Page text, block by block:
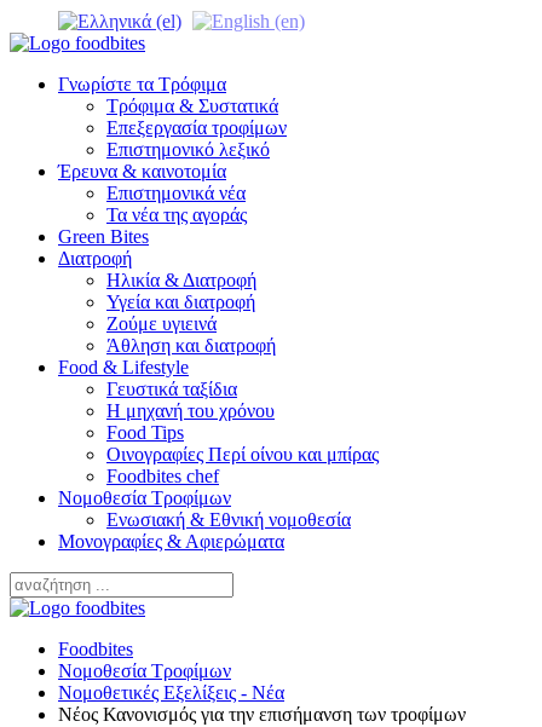
Γνωρίστε τα Τρόφιμα
Τρόφιμα & Συστατικά
Επεξεργασία τροφίμων
Επιστημονικό λεξικό
Έρευνα & καινοτομία
Επιστημονικά νέα
Τα νέα της αγοράς
Green Bites
Διατροφή
Ηλικία & Διατροφή
Υγεία και διατροφή
Ζούμε υγιεινά
Άθληση και διατροφή
Food & Lifestyle
Γευστικά ταξίδια
Η μηχανή του χρόνου
Food Tips
Οινογραφίες Περί οίνου και μπίρας
Foodbites chef
Νομοθεσία Τροφίμων
Ενωσιακή & Εθνική νομοθεσία
Μονογραφίες & Αφιερώματα
Foodbites
Νομοθεσία Τροφίμων
Νομοθετικές Εξελίξεις - Νέα
Νέος Κανονισμός για την επισήμανση των τροφίμων